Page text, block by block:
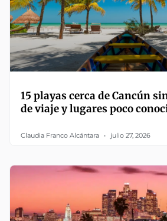
15 playas cerca de Cancún
de viaje y lugares poco
Claudia Franco Alcántara julio 27, 2026